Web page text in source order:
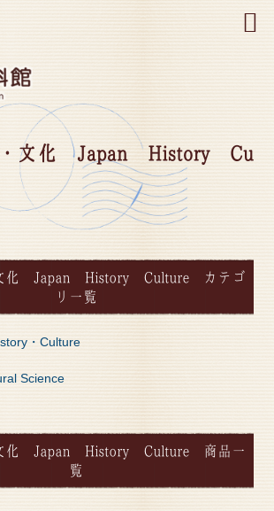
文化 Japan History Cu
化 Japan History Culture カテゴ
リ一覧
・Culture
Science
化 Japan History Culture 商品一
覧